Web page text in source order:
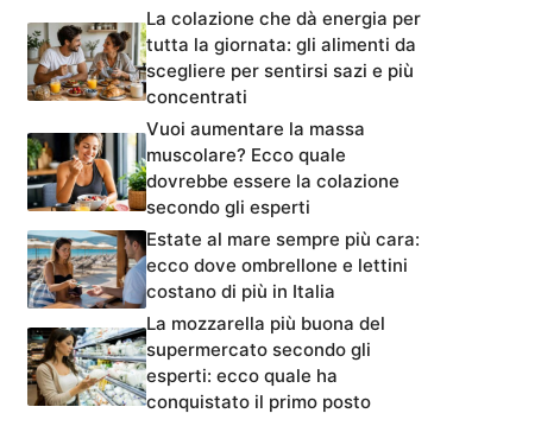
La colazione che dà energia per
tutta la giornata: gli alimenti da
scegliere per sentirsi sazi e più
concentrati
Vuoi aumentare la massa
muscolare? Ecco quale
dovrebbe essere la colazione
secondo gli esperti
Estate al mare sempre più cara:
ecco dove ombrellone e lettini
costano di più in Italia
La mozzarella più buona del
supermercato secondo gli
esperti: ecco quale ha
conquistato il primo posto